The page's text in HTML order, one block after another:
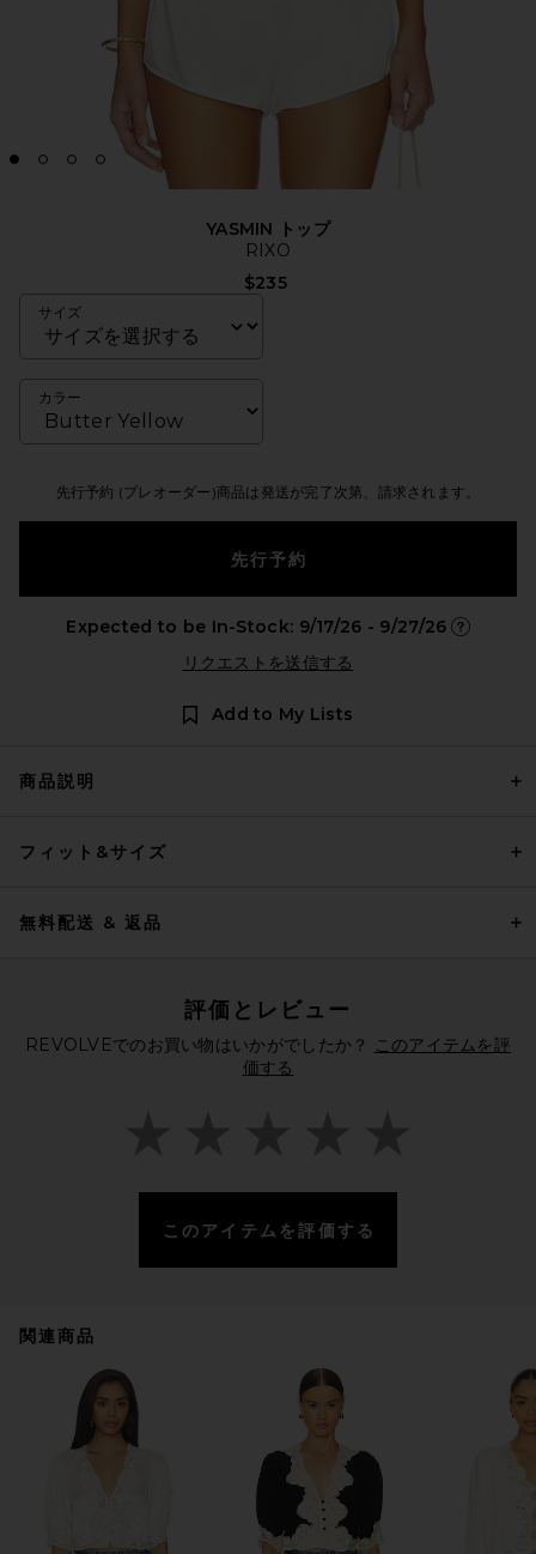
YASMIN トップ
RIXO
$235
サイズ
カラー
先行予約 (プレオーダー)商品は発送が完了次第、請求されます。
先行予約
Expected to be In-Stock: 9/17/26 - 9/27/26
リクエストを送信する
Add to My Lists
商品説明
フィット&サイズ
無料配送 & 返品
評価とレビュー
REVOLVEでのお買い物はいかがでしたか？
このアイテムを評
価する
このアイテムを評価する
関連商品